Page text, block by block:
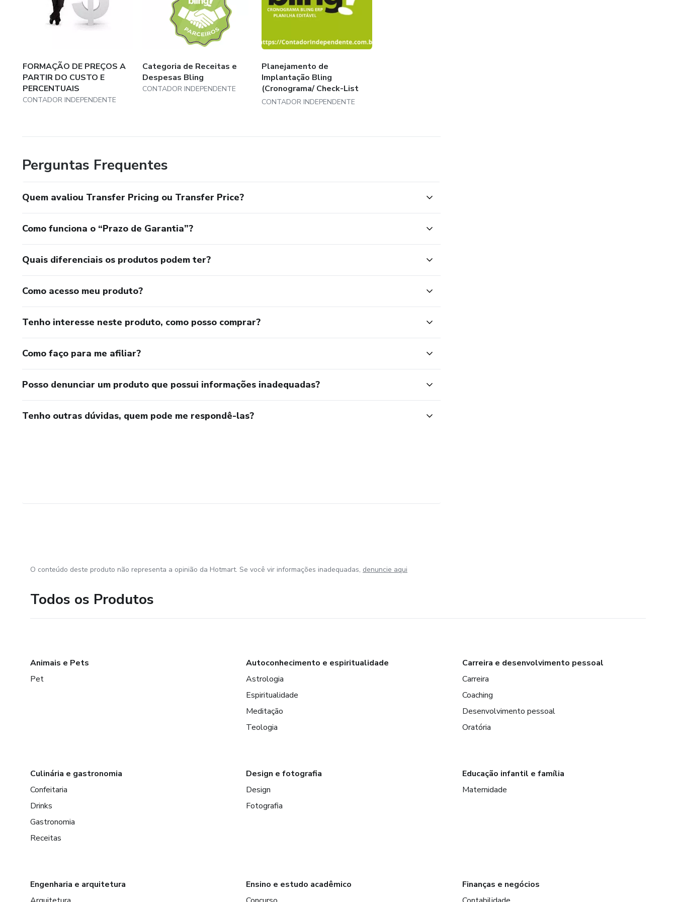
gerentes, diretores, advogados e profissionais atuantes no cargo de Supervisores, Analista e/ou Assistente na Área
Contábil, Fiscal e Tributária, Auditores e/ou profissionais de Auditoria.
FORMAÇÃO DE PREÇOS A
PARTIR DO CUSTO E
PERCENTUAIS
CONTADOR INDEPENDENTE
Categoria de Receitas e
Despesas Bling
CONTADOR INDEPENDENTE
Planejamento de
Implantação Bling
(Cronograma/ Check-List
Ed...
CONTADOR INDEPENDENTE
Perguntas Frequentes
Quem avaliou Transfer Pricing ou Transfer Price?
Como funciona o “Prazo de Garantia”?
Quais diferenciais os produtos podem ter?
Como acesso meu produto?
Tenho interesse neste produto, como posso comprar?
Como faço para me afiliar?
Posso denunciar um produto que possui informações inadequadas?
Tenho outras dúvidas, quem pode me respondê-las?
O conteúdo deste produto não representa a opinião da Hotmart. Se você vir informações inadequadas, denuncie aqui
Todos os Produtos
Animais e Pets
Pet
Autoconhecimento e espiritualidade
Astrologia
Espiritualidade
Meditação
Teologia
Carreira e desenvolvimento pessoal
Carreira
Coaching
Desenvolvimento pessoal
Oratória
Culinária e gastronomia
Confeitaria
Drinks
Gastronomia
Receitas
Design e fotografia
Design
Fotografia
Educação infantil e família
Maternidade
Engenharia e arquitetura
Ensino e estudo acadêmico
Finanças e negócios